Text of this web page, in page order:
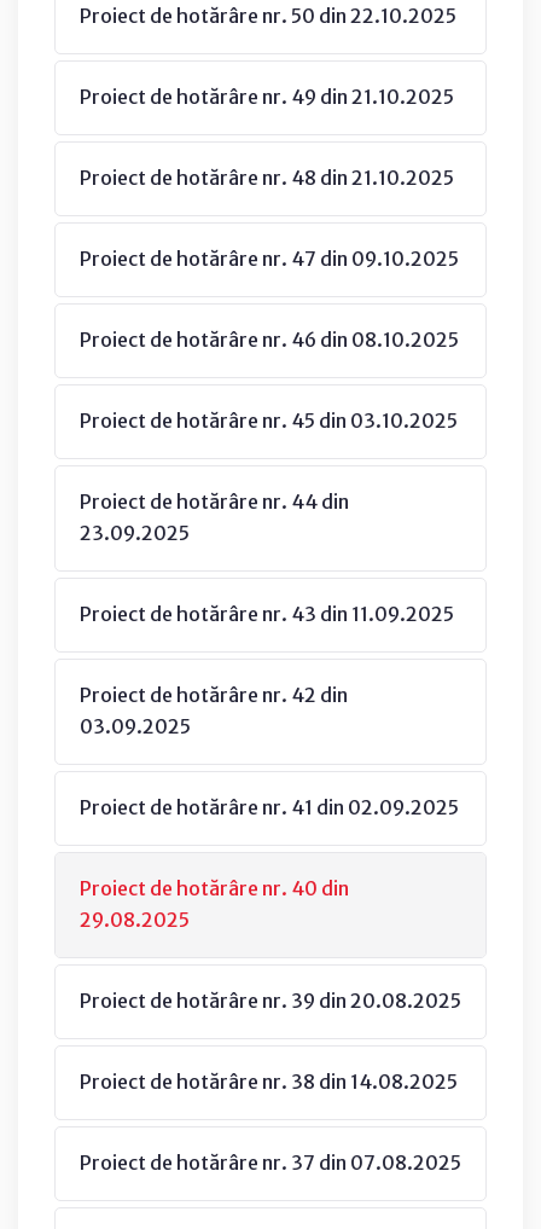
Proiect de hotărâre nr. 50 din 22.10.2025
Proiect de hotărâre nr. 49 din 21.10.2025
Proiect de hotărâre nr. 48 din 21.10.2025
Proiect de hotărâre nr. 47 din 09.10.2025
Proiect de hotărâre nr. 46 din 08.10.2025
Proiect de hotărâre nr. 45 din 03.10.2025
Proiect de hotărâre nr. 44 din
23.09.2025
Proiect de hotărâre nr. 43 din 11.09.2025
Proiect de hotărâre nr. 42 din
03.09.2025
Proiect de hotărâre nr. 41 din 02.09.2025
Proiect de hotărâre nr. 40 din
29.08.2025
Proiect de hotărâre nr. 39 din 20.08.2025
Proiect de hotărâre nr. 38 din 14.08.2025
Proiect de hotărâre nr. 37 din 07.08.2025